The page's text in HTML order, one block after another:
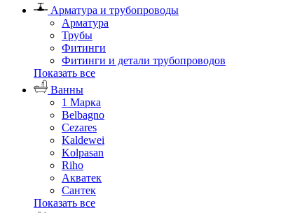
Арматура и трубопроводы
Арматура
Трубы
Фитинги
Фитинги и детали трубопроводов
Показать все
Ванны
1 Марка
Belbagno
Cezares
Kaldewei
Kolpasan
Riho
Акватек
Сантек
Показать все